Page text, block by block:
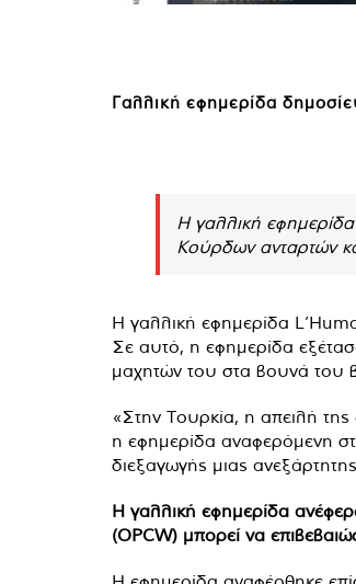
Γαλλική εφημερίδα
Η γαλλική
Κούρδων ανταρτών
Η γαλλική εφημερίδα
Σε αυτό, η εφημερίδα
μαχητών του στα βουνά του
«Στην Τουρκία, η απειλή
η εφημερίδα αναφερόμενη
διεξαγωγής μιας
Η γαλλική εφημερίδα
(OPCW) μπορεί να